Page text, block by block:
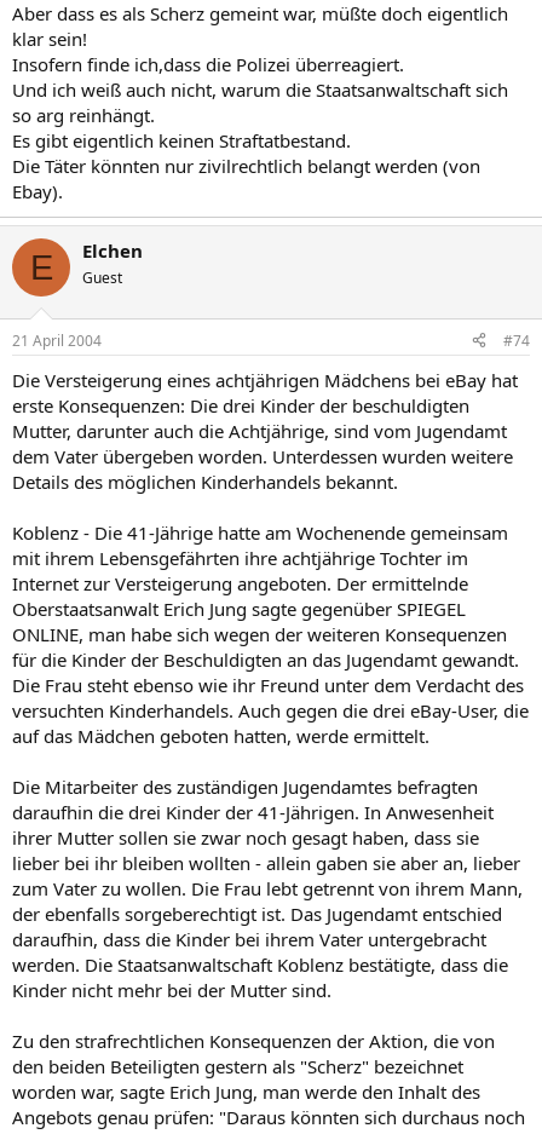
Aber dass es als Scherz gemeint war, müßte doch eigentlich
klar sein!
Insofern finde ich,dass die Polizei überreagiert.
Und ich weiß auch nicht, warum die Staatsanwaltschaft sich
so arg reinhängt.
Es gibt eigentlich keinen Straftatbestand.
Die Täter könnten nur zivilrechtlich belangt werden (von
Ebay).
E Elchen
Guest
21 April 2004 #74
Die Versteigerung eines achtjährigen Mädchens bei eBay hat
erste Konsequenzen: Die drei Kinder der beschuldigten
Mutter, darunter auch die Achtjährige, sind vom Jugendamt
dem Vater übergeben worden. Unterdessen wurden weitere
Details des möglichen Kinderhandels bekannt.
Koblenz - Die 41-Jährige hatte am Wochenende gemeinsam
mit ihrem Lebensgefährten ihre achtjährige Tochter im
Internet zur Versteigerung angeboten. Der ermittelnde
Oberstaatsanwalt Erich Jung sagte gegenüber SPIEGEL
ONLINE, man habe sich wegen der weiteren Konsequenzen
für die Kinder der Beschuldigten an das Jugendamt gewandt.
Die Frau steht ebenso wie ihr Freund unter dem Verdacht des
versuchten Kinderhandels. Auch gegen die drei eBay-User, die
auf das Mädchen geboten hatten, werde ermittelt.
Die Mitarbeiter des zuständigen Jugendamtes befragten
daraufhin die drei Kinder der 41-Jährigen. In Anwesenheit
ihrer Mutter sollen sie zwar noch gesagt haben, dass sie
lieber bei ihr bleiben wollten - allein gaben sie aber an, lieber
zum Vater zu wollen. Die Frau lebt getrennt von ihrem Mann,
der ebenfalls sorgeberechtigt ist. Das Jugendamt entschied
daraufhin, dass die Kinder bei ihrem Vater untergebracht
werden. Die Staatsanwaltschaft Koblenz bestätigte, dass die
Kinder nicht mehr bei der Mutter sind.
Zu den strafrechtlichen Konsequenzen der Aktion, die von
den beiden Beteiligten gestern als "Scherz" bezeichnet
worden war, sagte Erich Jung, man werde den Inhalt des
Angebots genau prüfen: "Daraus könnten sich durchaus noch